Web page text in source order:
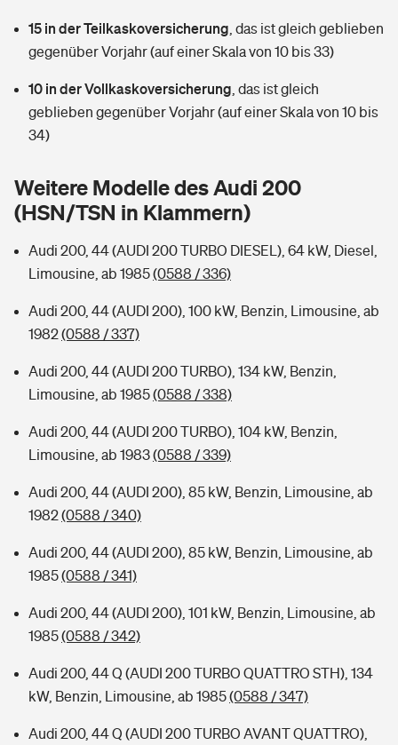
Sie haben Fragen?
Restkreditversicherung
Tools
Hochwasser-Check: Wie gefährdet ist Ihr Haus?
Sie haben Fragen?
Hundehalter-Haftpflicht
Handyversicherung
Private Cyberversicherung
Zur Übersicht
Kinderunfall-Check: Mehr Sicherheit für deine Kids
Typklassen: So ist Ihr Auto eingestuft
Sie haben Fragen?
Tools
Wer versichert was: Jetzt Versicherer finden
Rentenrechner: Wie viel Geld bekomme ich im Alter?
15 in der Teilkaskoversicherung das ist gleich geblieben
gegenüber Vorjahr (auf einer Skala von 10 bis 33)
10 in der Vollkaskoversicherung das ist gleich
geblieben gegenüber Vorjahr (auf einer Skala von 10 bis
34)
Weitere Modelle des Audi 200
(HSN/TSN in Klammern)
Audi 200, 44 (AUDI 200 TURBO DIESEL), 64 kW, Diesel,
Limousine, ab 1985(0588 / 336)
Audi 200, 44 (AUDI 200), 100 kW, Benzin, Limousine, ab
1982(0588 / 337)
Audi 200, 44 (AUDI 200 TURBO), 134 kW, Benzin,
Limousine, ab 1985(0588 / 338)
Audi 200, 44 (AUDI 200 TURBO), 104 kW, Benzin,
Limousine, ab 1983(0588 / 339)
Audi 200, 44 (AUDI 200), 85 kW, Benzin, Limousine, ab
1982(0588 / 340)
Audi 200, 44 (AUDI 200), 85 kW, Benzin, Limousine, ab
1985(0588 / 341)
Audi 200, 44 (AUDI 200), 101 kW, Benzin, Limousine, ab
1985(0588 / 342)
Audi 200, 44 Q (AUDI 200 TURBO QUATTRO STH), 134
kW, Benzin, Limousine, ab 1985(0588 / 347)
Audi 200, 44 Q (AUDI 200 TURBO AVANT QUATTRO),